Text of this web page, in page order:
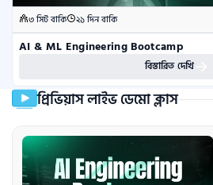
৩ সিট বাকি ২১ দিন বাকি
AI & ML Engineering Bootcamp
বিস্তারিত দেখি
প্রিভিয়াস লাইভ ডেমো ক্লাস